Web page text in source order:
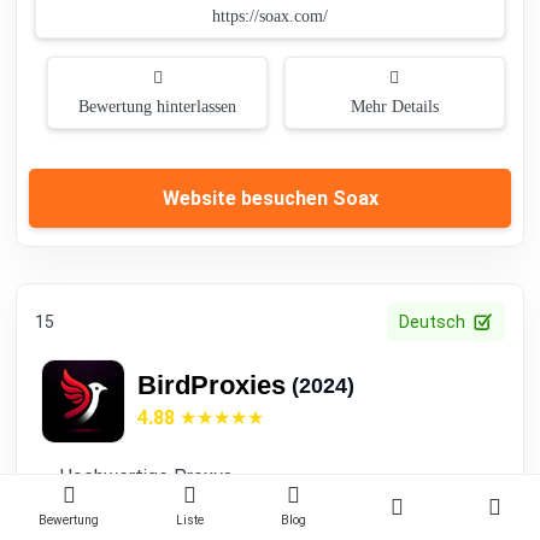
https://soax.com/
Bewertung hinterlassen Mehr Details
Website besuchen Soax
15 Deutsch
BirdProxies (2024)
4.88
Hochwertige Proxys
Kostengünstige ISP-Proxys
Bewertung Liste Blog